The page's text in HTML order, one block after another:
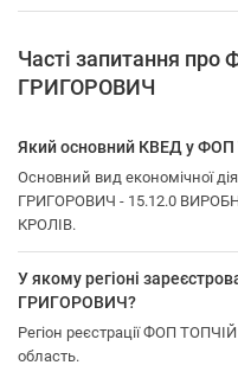
Часті запитання
ГРИГОРОВИЧ
Який основний КВЕД у
Основний вид економічної
ГРИГОРОВИЧ - 15.12.0
КРОЛІВ.
У якому регіоні
ГРИГОРОВИЧ?
Регіон реєстрації ФОП
область.